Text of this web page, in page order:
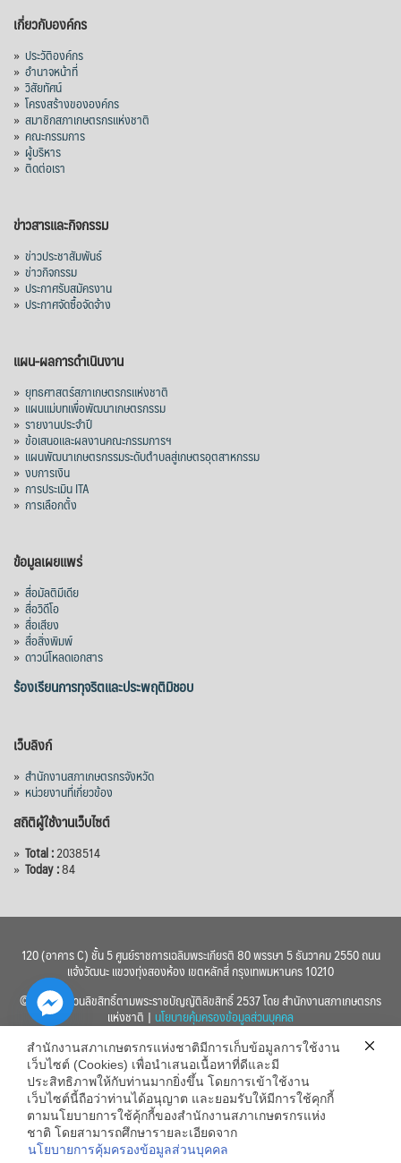
เกี่ยวกับองค์กร
» ประวัติองค์กร
» อำนาจหน้าที่
» วิสัยทัศน์
» โครงสร้างขององค์กร
» สมาชิกสภาเกษตรกรแห่งชาติ
» คณะกรรมการ
» ผู้บริหาร
» ติดต่อเรา
ข่าวสารและกิจกรรม
» ข่าวประชาสัมพันธ์
» ข่าวกิจกรรม
» ประกาศรับสมัครงาน
» ประกาศจัดซื้อจัดจ้าง
แผน-ผลการดำเนินงาน
» ยุทธศาสตร์สภาเกษตรกรแห่งชาติ
» แผนแม่บทเพื่อพัฒนาเกษตรกรรม
» รายงานประจำปี
» ข้อเสนอและผลงานคณะกรรมการฯ
» แผนพัฒนาเกษตรกรรมระดับตำบลสู่เกษตรอุตสาหกรรม
» งบการเงิน
» การประเมิน ITA
» การเลือกตั้ง
ข้อมูลเผยแพร่
» สื่อมัลติมีเดีย
» สื่อวิดีโอ
» สื่อเสียง
» สื่อสิ่งพิมพ์
» ดาวน์โหลดเอกสาร
ร้องเรียนการทุจริตและประพฤติมิชอบ
เว็บลิงก์
» สำนักงานสภาเกษตรกรจังหวัด
» หน่วยงานที่เกี่ยวข้อง
สถิติผู้ใช้งานเว็บไซต์
» Total :2038514
» Today :84
120 (อาคาร C) ชั้น 5 ศูนย์ราชการเฉลิมพระเกียรติ 80 พรรษา 5 ธันวาคม 2550 ถนน
แจ้งวัฒนะ แขวงทุ่งสองห้อง เขตหลักสี่ กรุงเทพมหานคร 10210
© 2560 สงวนลิขสิทธิ์ตามพระราชบัญญัติลิขสิทธิ์ 2537 โดย สำนักงานสภาเกษตรกร
แห่งชาติ | นโยบายคุ้มครองข้อมูลส่วนบุคคล
สำนักงานสภาเกษตรกรแห่งชาติมีการเก็บข้อมูลการใช้งาน
เว็บไซต์ (Cookies) เพื่อนำเสนอเนื้อหาที่ดีและมี
ประสิทธิภาพให้กับท่านมากยิ่งขึ้น โดยการเข้าใช้งาน
เว็บไซต์นี้ถือว่าท่านได้อนุญาต และยอมรับให้มีการใช้คุกกี้
ตามนโยบายการใช้คุ้กกี้ของสำนักงานสภาเกษตรกรแห่ง
ชาติ โดยสามารถศึกษารายละเอียดจาก
นโยบายการคุ้มครองข้อมูลส่วนบุคคล
Hide
chaty